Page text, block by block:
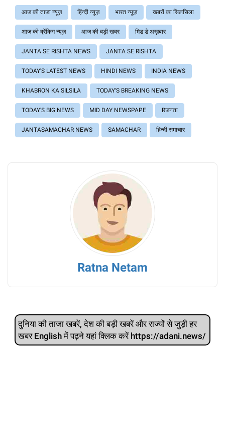
आज की ताजा न्यूज़ हिंन्दी न्यूज़ भारत न्यूज़ खबरों का सिलसिला
आज की ब्रेंकिग न्यूज़ आज की बड़ी खबर मिड डे अख़बार
JANTA SE RISHTA NEWS JANTA SE RISHTA
TODAY'S LATEST NEWS HINDI NEWS INDIA NEWS
KHABRON KA SILSILA TODAY'S BREAKING NEWS
TODAY'S BIG NEWS MID DAY NEWSPAPE Rजनता
JANTASAMACHAR NEWS SAMACHAR हिंन्दी समाचार
Ratna Netam
दुनिया की ताजा खबरें, देश की बड़ी खबरें और राज्‍यों से जुड़ी हर
खबर English में पढ़ने यहां क्लिक करें https://adani.news/